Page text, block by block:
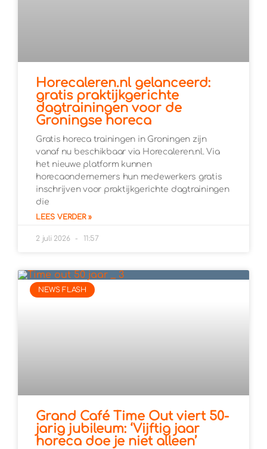
Horecaleren.nl gelanceerd:
gratis praktijkgerichte
dagtrainingen voor de
Groningse horeca
Gratis horeca trainingen in Groningen zijn
vanaf nu beschikbaar via Horecaleren.nl. Via
het nieuwe platform kunnen
horecaondernemers hun medewerkers gratis
inschrijven voor praktijkgerichte dagtrainingen
die
LEES VERDER »
2 juli 2026 11:57
NEWS FLASH
Grand Café Time Out viert 50-
jarig jubileum: ‘Vijftig jaar
horeca doe je niet alleen’